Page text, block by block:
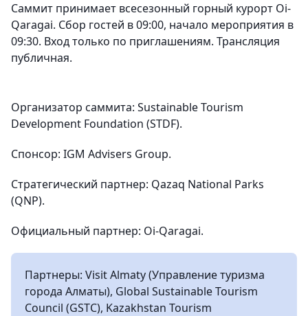
Саммит принимает всесезонный горный курорт Oi-
Qaragai. Сбор гостей в 09:00, начало мероприятия в
09:30. Вход только по приглашениям. Трансляция
публичная.
Организатор саммита: Sustainable Tourism
Development Foundation (STDF).
Спонсор: IGM Advisers Group.
Стратегический партнер: Qazaq National Parks
(QNP).
Официальный партнер: Oi-Qaragai.
Партнеры: Visit Almaty (Управление туризма
города Алматы), Global Sustainable Tourism
Council (GSTC), Kazakhstan Tourism